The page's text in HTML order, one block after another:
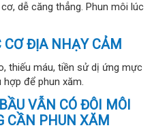
dễ căng thẳng. Phun môi lúc
CƠ ĐỊA NHẠY CẢM
thiếu máu, tiền sử dị ứng mực
để phun xăm.
VẪN CÓ ĐÔI MÔI
CẦN PHUN XĂM